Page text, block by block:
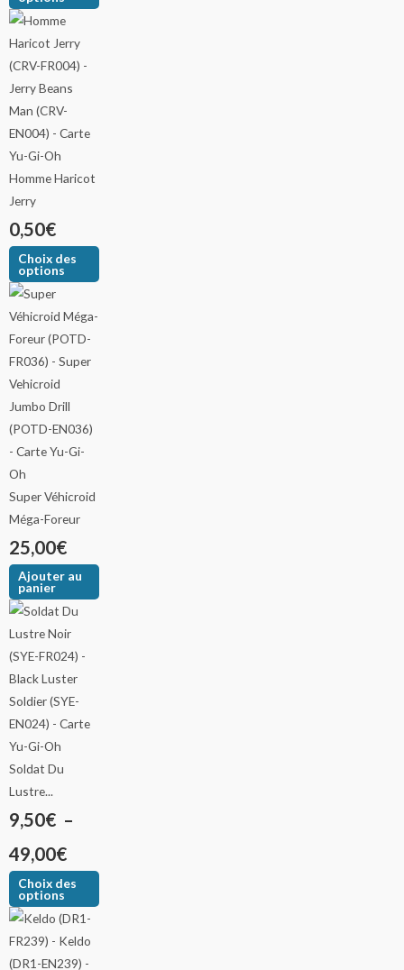
Homme Haricot
Jerry
0,50€
Choix des
options
Super Véhicroid
Méga-Foreur
25,00€
Ajouter au
panier
Soldat Du
Lustre...
9,50€ –
49,00€
Choix des
options